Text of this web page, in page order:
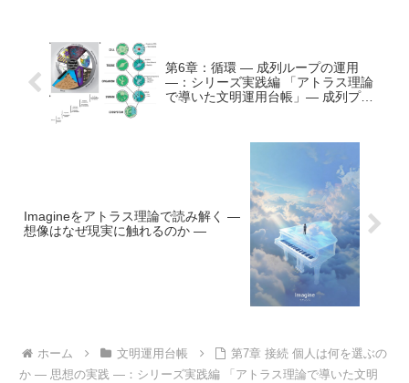
第6章：循環 ― 成列ループの運用
―：シリーズ実践編 「アトラス理論
で導いた文明運用台帳」― 成列プロ
Imagineをアトラス理論で読み解く ―
想像はなぜ現実に触れるのか ―
ホーム 文明運用台帳
第7章 接続 個人は何を選ぶの
か ― 思想の実践 ―：シリーズ実践編 「アトラス理論で導いた文明